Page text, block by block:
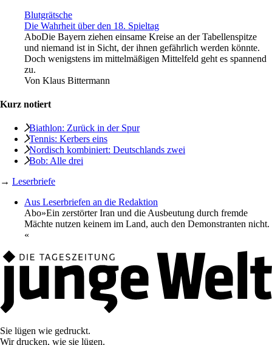
Blutgrätsche
Die Wahrheit über den 18. Spieltag
AboDie Bayern ziehen einsame Kreise an der Tabellenspitze
und niemand ist in Sicht, der ihnen gefährlich werden könnte.
Doch wenigstens im mittelmäßigen Mittelfeld geht es spannend
zu.
Von Klaus Bittermann
Kurz notiert
Biathlon: Zurück in der Spur
Tennis: Kerbers eins
Nordisch kombiniert: Deutschlands zwei
Bob: Alle drei
→ Leserbriefe
Aus Leserbriefen an die Redaktion
Abo»Ein zerstörter Iran und die Ausbeutung durch fremde
Mächte nutzen keinem im Land, auch den Demonstranten nicht.
«
Sie lügen wie gedruckt.
Wir drucken, wie sie lügen.